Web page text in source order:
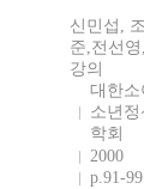
신민섭,
준,전선
강의
대한소
소년
학회
2000
p.91-99